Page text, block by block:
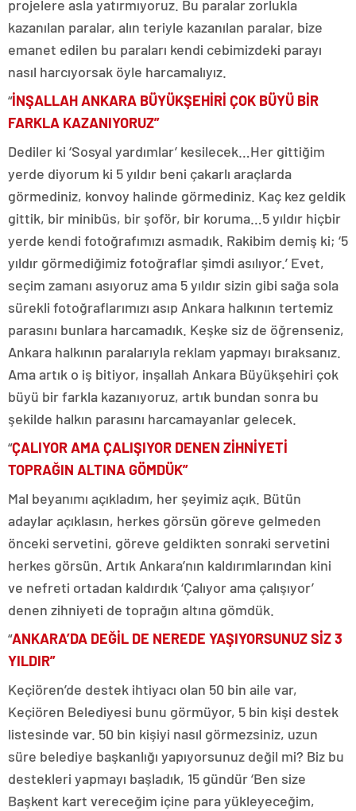
projelere asla yatırmıyoruz. Bu paralar zorlukla
kazanılan paralar, alın teriyle kazanılan paralar, bize
emanet edilen bu paraları kendi cebimizdeki parayı
nasıl harcıyorsak öyle harcamalıyız.
“İNŞALLAH ANKARA BÜYÜKŞEHİRİ ÇOK BÜYÜ BİR
FARKLA KAZANIYORUZ”
Dediler ki ‘Sosyal yardımlar’ kesilecek…Her gittiğim
yerde diyorum ki 5 yıldır beni çakarlı araçlarda
görmediniz, konvoy halinde görmediniz. Kaç kez geldik
gittik, bir minibüs, bir şoför, bir koruma…5 yıldır hiçbir
yerde kendi fotoğrafımızı asmadık. Rakibim demiş ki; ‘5
yıldır görmediğimiz fotoğraflar şimdi asılıyor.’ Evet,
seçim zamanı asıyoruz ama 5 yıldır sizin gibi sağa sola
sürekli fotoğraflarımızı asıp Ankara halkının tertemiz
parasını bunlara harcamadık. Keşke siz de öğrenseniz,
Ankara halkının paralarıyla reklam yapmayı bıraksanız.
Ama artık o iş bitiyor, inşallah Ankara Büyükşehiri çok
büyü bir farkla kazanıyoruz, artık bundan sonra bu
şekilde halkın parasını harcamayanlar gelecek.
“ÇALIYOR AMA ÇALIŞIYOR DENEN ZİHNİYETİ
TOPRAĞIN ALTINA GÖMDÜK”
Mal beyanımı açıkladım, her şeyimiz açık. Bütün
adaylar açıklasın, herkes görsün göreve gelmeden
önceki servetini, göreve geldikten sonraki servetini
herkes görsün. Artık Ankara’nın kaldırımlarından kini
ve nefreti ortadan kaldırdık ‘Çalıyor ama çalışıyor’
denen zihniyeti de toprağın altına gömdük.
“ANKARA’DA DEĞİL DE NEREDE YAŞIYORSUNUZ SİZ 3
YILDIR”
Keçiören’de destek ihtiyacı olan 50 bin aile var,
Keçiören Belediyesi bunu görmüyor, 5 bin kişi destek
listesinde var. 50 bin kişiyi nasıl görmezsiniz, uzun
süre belediye başkanlığı yapıyorsunuz değil mi? Biz bu
destekleri yapmayı başladık, 15 gündür ‘Ben size
Başkent kart vereceğim içine para yükleyeceğim,